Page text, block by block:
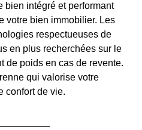
bien intégré et performant
votre bien immobilier. Les
respectueuses de
en plus recherchées sur le
de poids en cas de revente.
qui valorise votre
confort de vie.